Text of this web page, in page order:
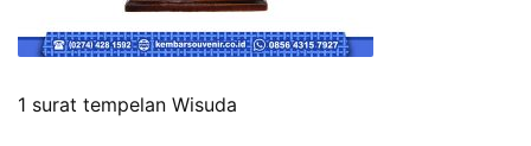
1 surat tempelan Wisuda